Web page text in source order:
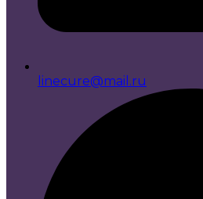
linecure@mail.ru